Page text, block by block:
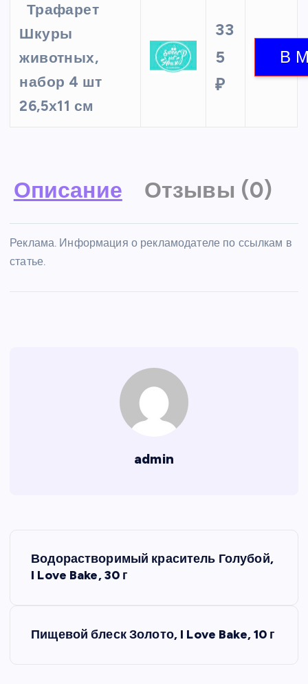
Трафарет
Шкуры
животных,
набор 4 шт
26,5х11 см
33
5
₽
Описание Отзывы (0)
Реклама. Информация о рекламодателе по ссылкам в
статье.
admin
Водорастворимый краситель Голубой,
I Love Bake, 30 г
Пищевой блеск Золото, I Love Bake, 10 г